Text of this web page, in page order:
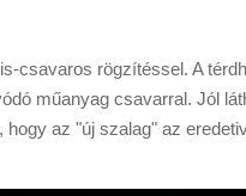
csavaros rögzítéssel. A
műanyag csavarral. Jól
az "új szalag" az